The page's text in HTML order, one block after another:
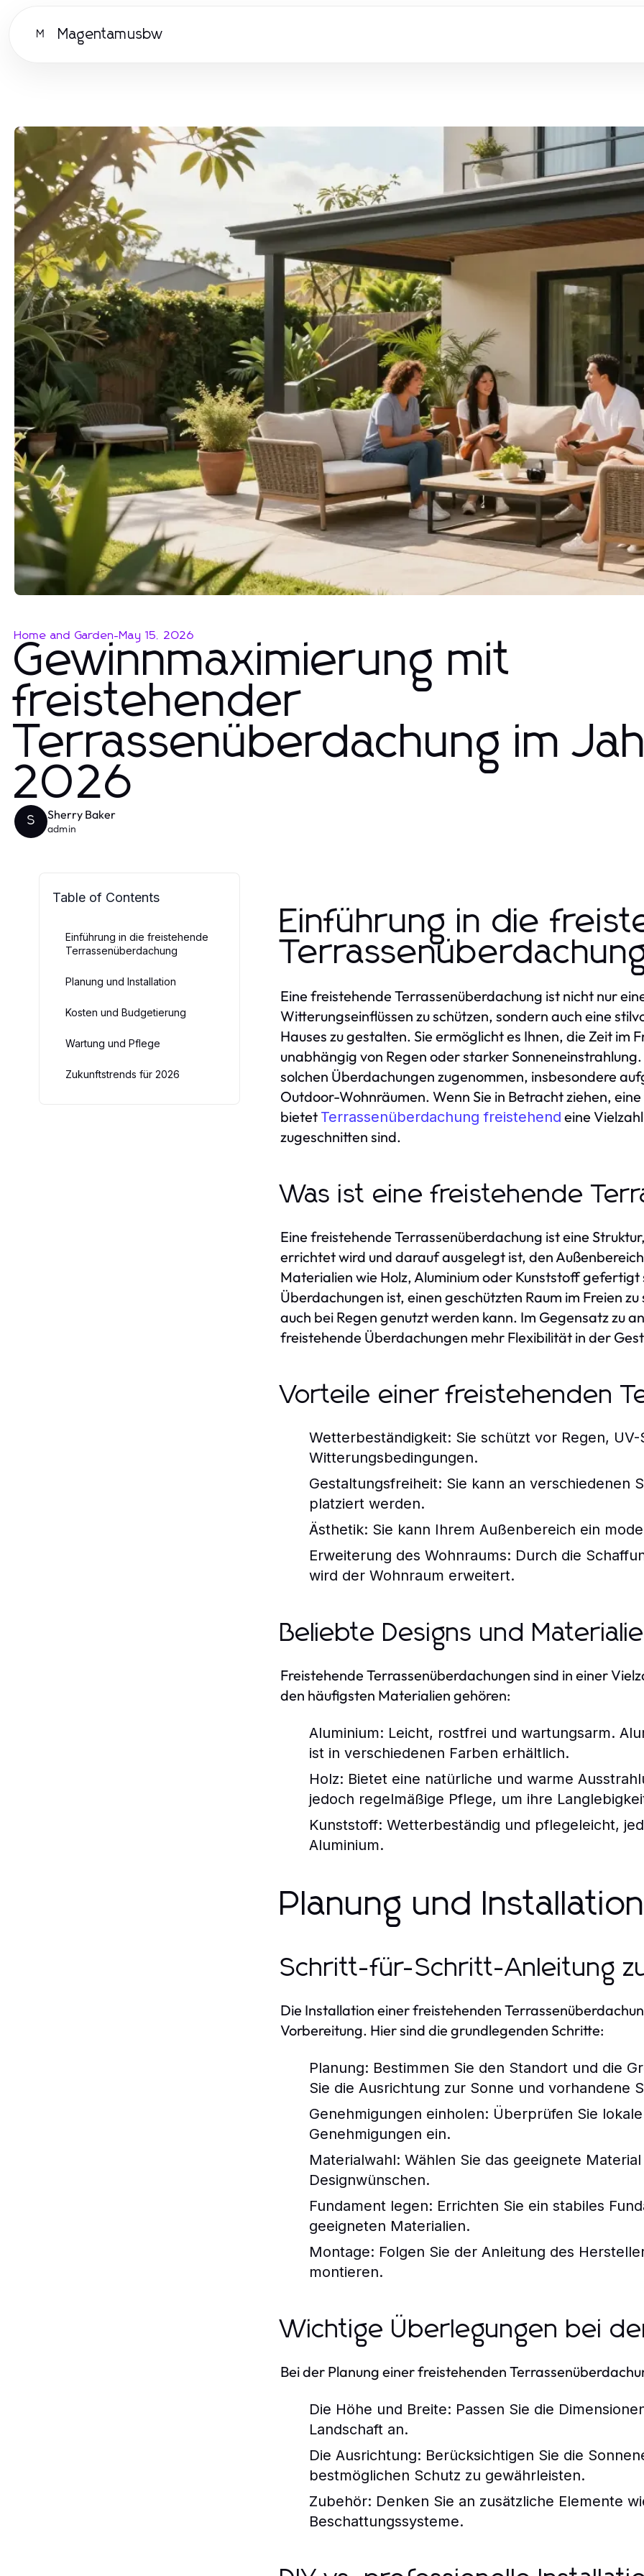
M Magentamusbw
Home and Garden-May 15, 2026
Gewinnmaximierung mit
freistehender
Terrassenüberdachung im
2026
S Sherry Baker
admin
Table of Contents
Einführung in die freistehende
Terrassenüberdachung
Planung und Installation
Kosten und Budgetierung
Wartung und Pflege
Zukunftstrends für 2026
Einführung in die
Eine freistehende Terrassenüberdachung ist nicht nur
Witterungseinflüssen zu schützen, sondern auch eine
Hauses zu gestalten. Sie ermöglicht es Ihnen, die Zeit im
unabhängig von Regen oder starker
solchen Überdachungen zugenommen, insbesondere
Outdoor-Wohnräumen. Wenn Sie in Betracht ziehen,
bietet Terrassenüberdachung freistehend eine
zugeschnitten sind.
Was ist eine freistehende
Eine freistehende Terrassenüberdachung ist eine
errichtet wird und darauf ausgelegt ist, den
Materialien wie Holz, Aluminium oder Kunststoff
Überdachungen ist, einen geschützten Raum im Freien
auch bei Regen genutzt werden kann. Im Gegensatz zu
freistehende Überdachungen mehr Flexibilität in der
Vorteile einer freistehenden
Wetterbeständigkeit: Sie schützt vor Regen,
Witterungsbedingungen.
Gestaltungsfreiheit: Sie kann an verschiedenen
platziert werden.
Ästhetik: Sie kann Ihrem Außenbereich ein
Erweiterung des Wohnraums: Durch die
wird der Wohnraum erweitert.
Beliebte Designs und
Freistehende Terrassenüberdachungen sind in einer
den häufigsten Materialien gehören:
Aluminium: Leicht, rostfrei und wartungsarm.
ist in verschiedenen Farben erhältlich.
Holz: Bietet eine natürliche und warme
jedoch regelmäßige Pflege, um ihre
Kunststoff: Wetterbeständig und pflegeleicht,
Aluminium.
Planung und Installation
Schritt-für-Schritt-Anleitung
Die Installation einer freistehenden
Vorbereitung. Hier sind die grundlegenden Schritte:
Planung: Bestimmen Sie den Standort und die
Sie die Ausrichtung zur Sonne und vorhandene
Genehmigungen einholen: Überprüfen Sie
Genehmigungen ein.
Materialwahl: Wählen Sie das geeignete
Designwünschen.
Fundament legen: Errichten Sie ein stabiles
geeigneten Materialien.
Montage: Folgen Sie der Anleitung des
montieren.
Wichtige Überlegungen bei
Bei der Planung einer freistehenden
Die Höhe und Breite: Passen Sie die
Landschaft an.
Die Ausrichtung: Berücksichtigen Sie die
bestmöglichen Schutz zu gewährleisten.
Zubehör: Denken Sie an zusätzliche Elemente
Beschattungssysteme.